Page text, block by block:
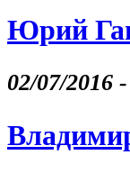
Юрий
02/07/2016